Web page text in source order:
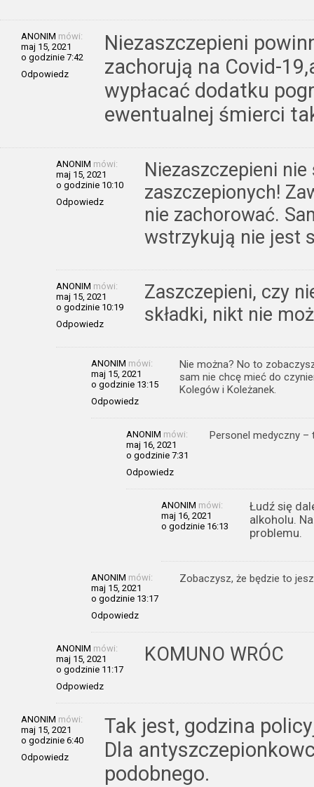
ANONIM mówi:
maj 15, 2021
o godzinie 7:42
Odpowiedz
Niezaszczepieni
zachorują na Covid-
wypłacać dodatku
ewentualnej śmierci
ANONIM mówi:
maj 15, 2021
o godzinie 10:10
Odpowiedz
Niezaszczepieni
zaszczepionych!
nie zachorować.
wstrzykują nie jest
ANONIM mówi:
maj 15, 2021
o godzinie 10:19
Odpowiedz
Zaszczepieni, czy
składki, nikt nie
ANONIM mówi:
maj 15, 2021
o godzinie 13:15
Odpowiedz
Nie można? No to
sam nie chcę mieć do
Kolegów i Koleżanek.
ANONIM mówi:
maj 16, 2021
o godzinie 7:31
Odpowiedz
Personel medyczny –
ANONIM mówi:
maj 16, 2021
o godzinie 16:13
Łudź się
alkoholu.
problemu.
ANONIM mówi:
maj 15, 2021
o godzinie 13:17
Odpowiedz
Zobaczysz, że będzie to
ANONIM mówi:
maj 15, 2021
o godzinie 11:17
Odpowiedz
KOMUNO WRÓC
ANONIM mówi:
maj 15, 2021
o godzinie 6:40
Odpowiedz
Tak jest, godzina
Dla
podobnego.